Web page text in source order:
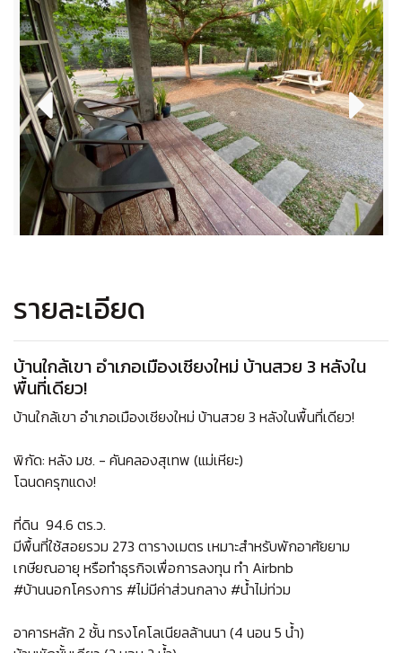
รายละเอียด
บ้านใกล้เขา อำเภอเมืองเชียงใหม่ บ้านสวย 3 หลังใน
พื้นที่เดียว!
บ้านใกล้เขา อำเภอเมืองเชียงใหม่ บ้านสวย 3 หลังในพื้นที่เดียว!
พิกัด: หลัง มช. - คันคลองสุเทพ (แม่เหียะ)
โฉนดครุฑแดง!
ที่ดิน 94.6 ตร.ว.
มีพื้นที่ใช้สอยรวม 273 ตารางเมตร เหมาะสำหรับพักอาศัยยาม
เกษียณอายุ หรือทำธุรกิจเพื่อการลงทุน ทำ Airbnb
#บ้านนอกโครงการ #ไม่มีค่าส่วนกลาง #น้ำไม่ท่วม
อาคารหลัก 2 ชั้น ทรงโคโลเนียลล้านนา (4 นอน 5 น้ำ)